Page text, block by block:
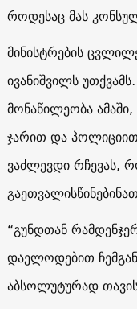
როდესაც მას
მინისტრების
ივანიშვილს
მონაწილეობა
ჯარით და პოლიციით
ვაძლევდი რჩევას,
“გუნდთან
დაელოდებით ჩემგან
აბსოლუტურად